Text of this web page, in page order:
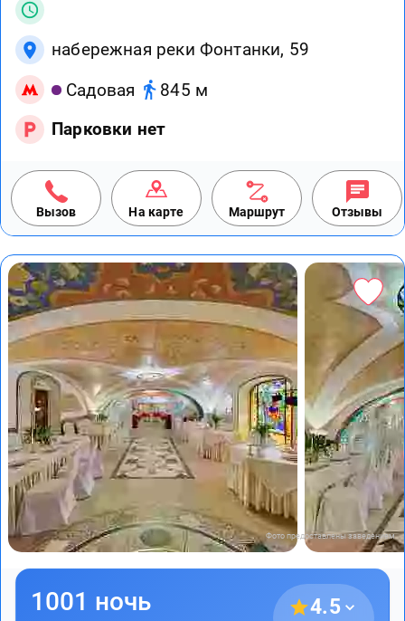
набережная реки Фонтанки, 59
Садовая
845 м
Парковки нет
Вызов На карте Маршрут Отзывы
Фото предоставлены заведением
1001 ночь 4.5